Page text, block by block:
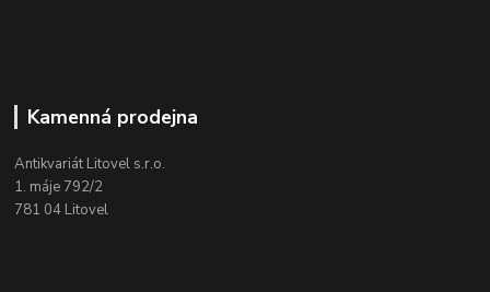
Kamenná prodejna
Antikvariát Litovel s.r.o.
1. máje 792/2
781 04 Litovel